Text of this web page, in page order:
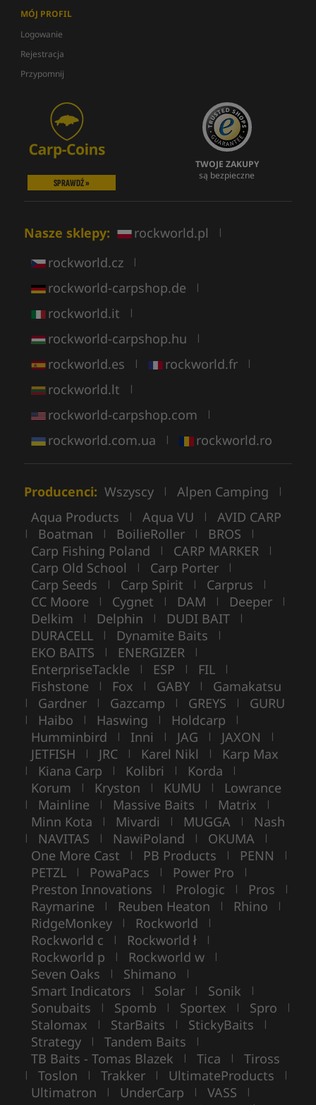
MÓJ PROFIL
Logowanie
Rejestracja
Przypomnij
SPRAWDŹ »
TWOJE ZAKUPY
są bezpieczne
Nasze sklepy: rockworld.pl |
rockworld.cz |
rockworld-carpshop.de |
rockworld.it |
rockworld-carpshop.hu |
rockworld.es | rockworld.fr |
rockworld.lt |
rockworld-carpshop.com |
rockworld.com.ua | rockworld.ro
Producenci: Wszyscy | Alpen Camping |
Aqua Products | Aqua VU | AVID CARP
| Boatman | BoilieRoller | BROS |
Carp Fishing Poland | CARP MARKER |
Carp Old School | Carp Porter |
Carp Seeds | Carp Spirit | Carprus |
CC Moore | Cygnet | DAM | Deeper |
Delkim | Delphin | DUDI BAIT |
DURACELL | Dynamite Baits |
EKO BAITS | ENERGIZER |
EnterpriseTackle | ESP | FIL |
Fishstone | Fox | GABY | Gamakatsu
| Gardner | Gazcamp | GREYS | GURU
| Haibo | Haswing | Holdcarp |
Humminbird | Inni | JAG | JAXON |
JETFISH | JRC | Karel Nikl | Karp Max
| Kiana Carp | Kolibri | Korda |
Korum | Kryston | KUMU | Lowrance
| Mainline | Massive Baits | Matrix |
Minn Kota | Mivardi | MUGGA | Nash
| NAVITAS | NawiPoland | OKUMA |
One More Cast | PB Products | PENN |
PETZL | PowaPacs | Power Pro |
Preston Innovations | Prologic | Pros |
Raymarine | Reuben Heaton | Rhino |
RidgeMonkey | Rockworld |
Rockworld c | Rockworld ł |
Rockworld p | Rockworld w |
Seven Oaks | Shimano |
Smart Indicators | Solar | Sonik |
Sonubaits | Spomb | Sportex | Spro |
Stalomax | StarBaits | StickyBaits |
Strategy | Tandem Baits |
TB Baits - Tomas Blazek | Tica | Tiross
| Toslon | Trakker | UltimateProducts |
Ultimatron | UnderCarp | VASS |